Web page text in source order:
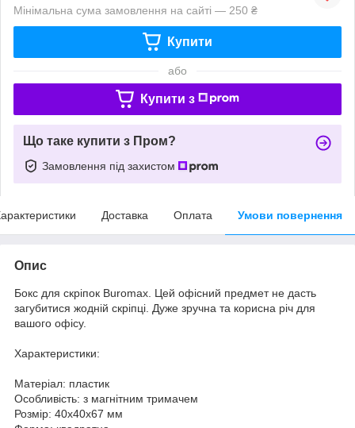
Мінімальна сума замовлення на сайті — 250 ₴
Купити
або
Купити з
Що таке купити з Пром?
Замовлення під захистом
Доставка Оплата Умови повернення
Опис
Бокс для скріпок Buromax. Цей офісний предмет не дасть
загубитися жодній скріпці. Дуже зручна та корисна річ для
вашого офісу.
Характеристики:
Матеріал: пластик
Особливість: з магнітним тримачем
Розмір: 40х40х67 мм